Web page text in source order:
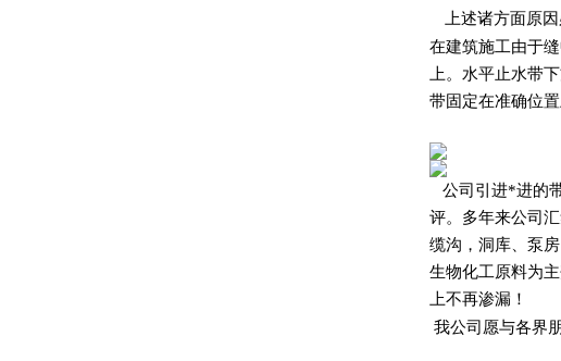
上述诸方面原
在建筑施工由于
上。水平止水带
带固定在准确位
公司引进*进的
评。多年来公司
缆沟，洞库、泵
生物化工原料为
上不再渗漏！
我公司愿与各界